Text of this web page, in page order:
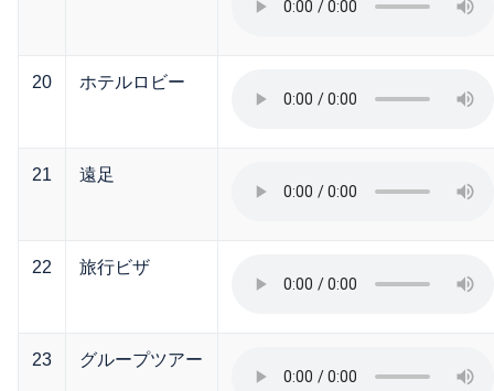
20 ホテルロビー
21 遠足
22 旅行ビザ
23 グループツアー